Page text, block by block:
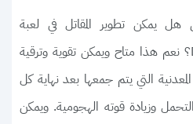
هل يمكن تطوير المقاتل في لعبة
DRAGON BALL LEGENDS؟ نعم هذا متاح ويمكن تقوية وترقية
التي يتم جمعها بعد نهاية كل
التحمل وزيادة قوته الهجومية. ويمكن